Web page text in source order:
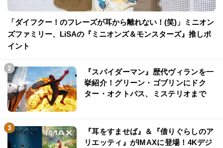
「ダイフクー！のフレーズが耳から離れない！(笑)」ミニオン
ズファミリー、LiSAの『ミニオンズ＆モンスターズ』推しポ
イント
『スパイダーマン』歴代ヴィランを一
挙紹介！グリーン・ゴブリンにドク
ター・オクトパス、ミステリオまで
『耳をすませば』＆『借りぐらしのア
リエッティ』がIMAXに登場！4Kデジ